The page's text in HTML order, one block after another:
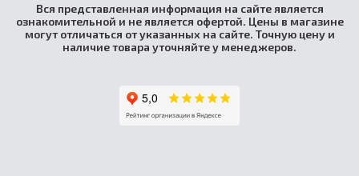
Вся представленная информация на сайте является
ознакомительной и не является офертой. Цены в магазине
могут отличаться от указанных на сайте. Точную цену и
наличие товара уточняйте у менеджеров.